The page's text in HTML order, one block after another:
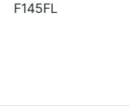
F145FL